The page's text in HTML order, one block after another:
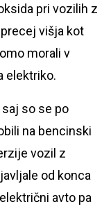
pri vozilih z
višja kot
morali v
elektriko.
so se po
na bencinski
vozil z
od konca
avto pa